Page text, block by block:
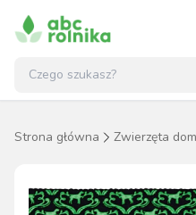
Strona główna Zwierzęta